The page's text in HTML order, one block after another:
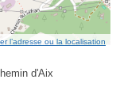
l’adresse ou la localisation
d'Aix